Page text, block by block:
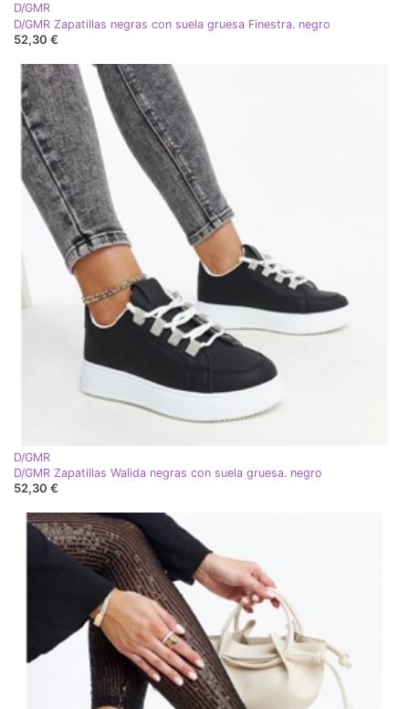
D/GMR
D/GMR Zapatillas negras con suela gruesa Finestra. negro
52,30 €
D/GMR
D/GMR Zapatillas Walida negras con suela gruesa. negro
52,30 €